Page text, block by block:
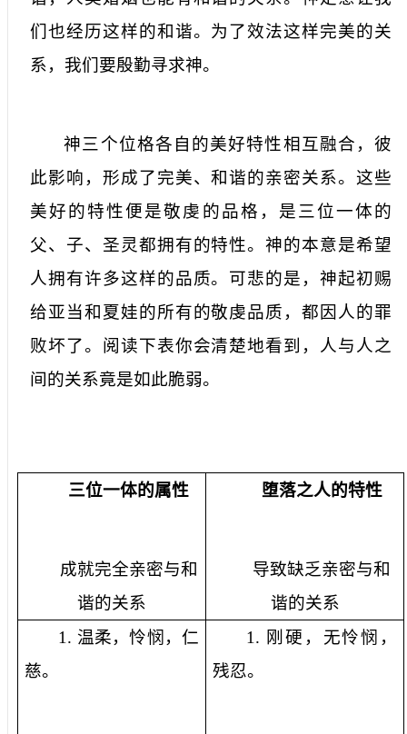
们也经历这样的和谐。为了效法这样完美的关
系，我们要殷勤寻求神。
神三个位格各自的美好特性相互融合，彼
此影响，形成了完美、和谐的亲密关系。这些
美好的特性便是敬虔的品格，是三位一体的
父、子、圣灵都拥有的特性。神的本意是希望
人拥有许多这样的品质。可悲的是，神起初赐
给亚当和夏娃的所有的敬虔品质，都因人的罪
败坏了。阅读下表你会清楚地看到，人与人之
间的关系竟是如此脆弱。
三位一体的属性
成就完全亲密与和
谐的关系
堕落之人的特性
导致缺乏亲密与和
谐的关系
1. 温柔，怜悯，仁
慈。
1. 刚硬，无怜悯，
残忍。